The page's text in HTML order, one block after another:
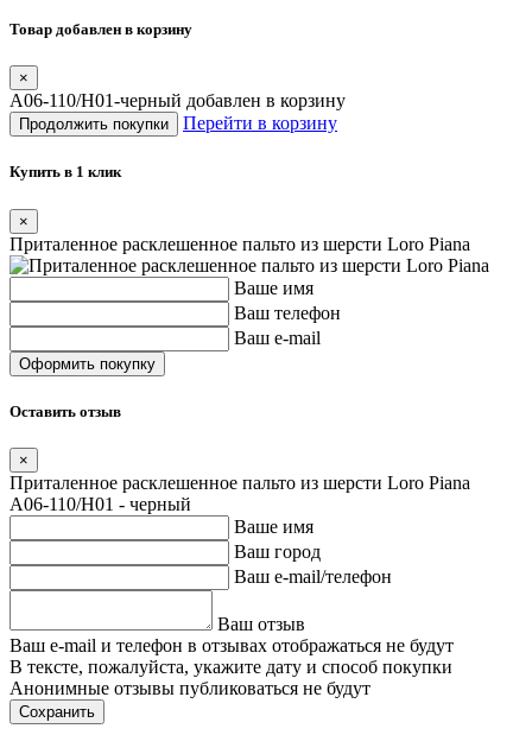
Товар добавлен в корзину
×
A06-110/H01-черный добавлен в корзину
Продолжить покупки Перейти в корзину
Купить в 1 клик
×
Приталенное расклешенное пальто из шерсти Loro Piana
Ваше имя
Ваш телефон
Ваш e-mail
Оставить отзыв
×
Приталенное расклешенное пальто из шерсти Loro Piana
A06-110/H01 - черный
Ваше имя
Ваш город
Ваш e-mail/телефон
Ваш отзыв
Ваш e-mail и телефон в отзывах отображаться не будут
В тексте, пожалуйста, укажите дату и способ покупки
Анонимные отзывы публиковаться не будут
Сохранить